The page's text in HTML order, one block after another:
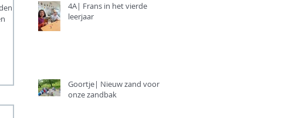
4A| Frans in het vierde
leerjaar
Goortje| Nieuw zand voor
onze zandbak